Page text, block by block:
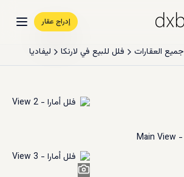
إدراج عقار
جميع العقارات فلل للبيع في لارنكا ليفاديا